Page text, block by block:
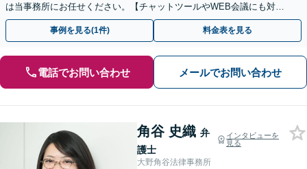
は当事務所にお任せください。【チャットツールやWEB会議にも対
応】
事例を見る(1件) 料金表を見る
電話でお問い合わせ メールでお問い合わせ
角谷 史織 弁
護士
インタビューを
見る
大野角谷法律事務所